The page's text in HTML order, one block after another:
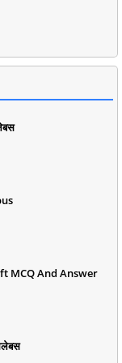
MCQ And Answer